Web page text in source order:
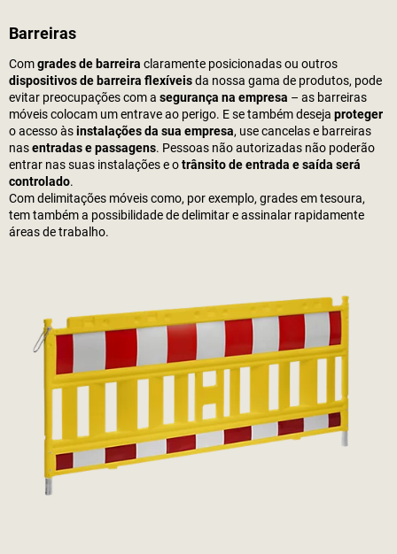
Barreiras
Comgrades de barreira claramente posicionadas ou outros
dispositivos de barreira flexíveisda nossa gama de produtos, pode
evitar preocupações com a segurança na empresa – as barreiras
móveis colocam um entrave ao perigo. E se também deseja proteger
o acesso àsinstalações da sua empresa, use cancelas e barreiras
nasentradas e passagens. Pessoas não autorizadas não poderão
entrar nas suas instalações e otrânsito de entrada e saída será
controlado.
Com delimitações móveis como, por exemplo, grades em tesoura,
tem também a possibilidade de delimitar e assinalar rapidamente
áreas de trabalho.